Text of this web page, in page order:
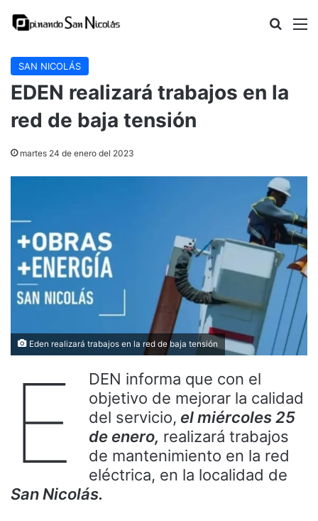
Buscar
SAN NICOLÁS
EDEN realizará trabajos en la
red de baja tensión
martes 24 de enero del 2023
Eden realizará trabajos en la red de baja tensión
E
DEN informa que con el
objetivo de mejorar la calidad
del servicio, el miércoles 25
de enero, realizará trabajos
de mantenimiento en la red
eléctrica, en la localidad de
San Nicolás.